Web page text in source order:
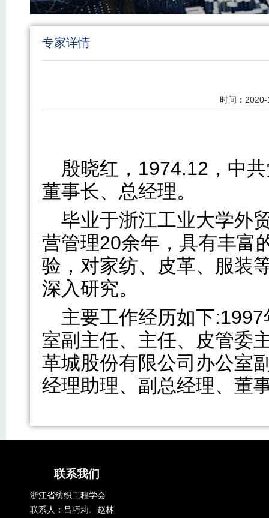
专家详情
时间：
殷晓红，1974.12，中
董事长、总经理。
毕业于浙江工业大学外
营管理20余年，具有丰富
验，对家纺、皮革、服装
深入研究。
主要工作经历如下
室副主任、主任、皮管委
革城股份有限公司办公室
经理助理、副总经理、董
联系我们
浙江省纺织工程学会
联系人：吕巧莉、赵林